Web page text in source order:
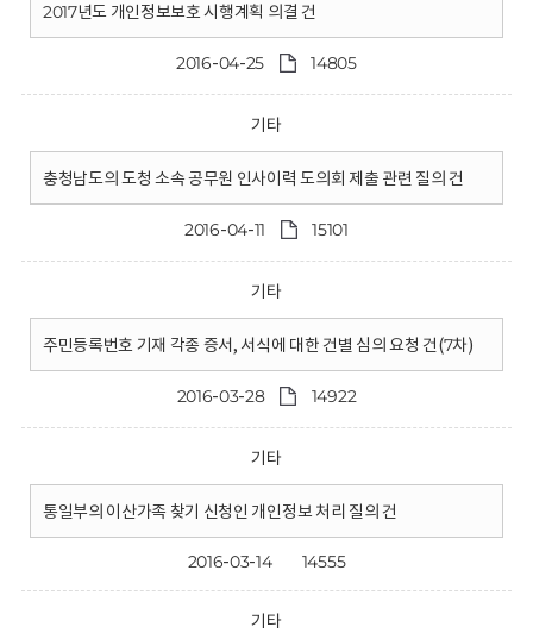
2017년도 개인정보보호 시행계획 의결 건
2016-04-25 14805
기타
충청남도의 도청 소속 공무원 인사이력 도의회 제출 관련 질의 건
2016-04-11 15101
기타
주민등록번호 기재 각종 증서, 서식에 대한 건별 심의 요청 건(7차)
2016-03-28 14922
기타
통일부의 이산가족 찾기 신청인 개인정보 처리 질의 건
2016-03-14 14555
기타